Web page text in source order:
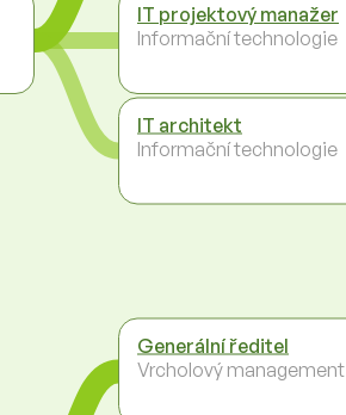
IT projektový manažer
Informační technologie
IT architekt
Informační technologie
Generální ředitel
Vrcholový management